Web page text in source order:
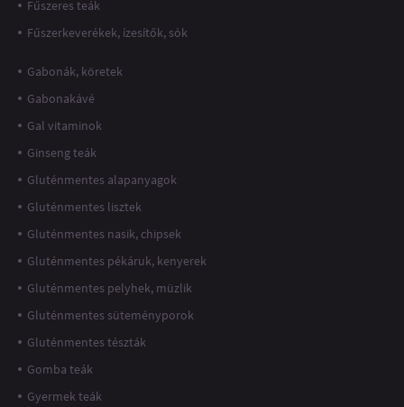
Fűszeres teák
Fűszerkeverékek, ízesítők, sók
Gabonák, köretek
Gabonakávé
Gal vitaminok
Ginseng teák
Gluténmentes alapanyagok
Gluténmentes lisztek
Gluténmentes nasik, chipsek
Gluténmentes pékáruk, kenyerek
Gluténmentes pelyhek, müzlik
Gluténmentes süteményporok
Gluténmentes tészták
Gomba teák
Gyermek teák